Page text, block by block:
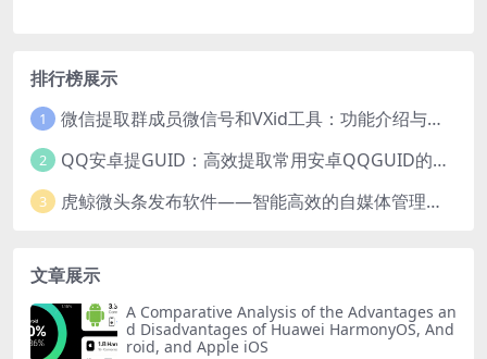
排行榜展示
1 微信提取群成员微信号和VXid工具：功能介绍与使用指南
2 QQ安卓提GUID：高效提取常用安卓QQGUID的新工具
3 虎鲸微头条发布软件——智能高效的自媒体管理工具
文章展示
A Comparative Analysis of the Advantages an
d Disadvantages of Huawei HarmonyOS, And
roid, and Apple iOS